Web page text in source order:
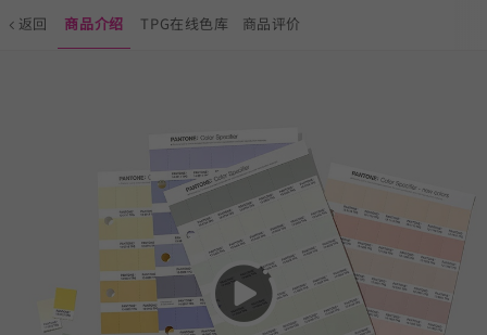
返回 商品介绍 TPG在线色库 商品评价